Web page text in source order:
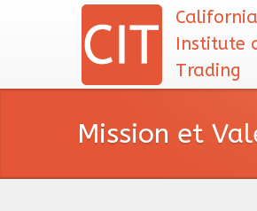
Institute
Trading
Mission et